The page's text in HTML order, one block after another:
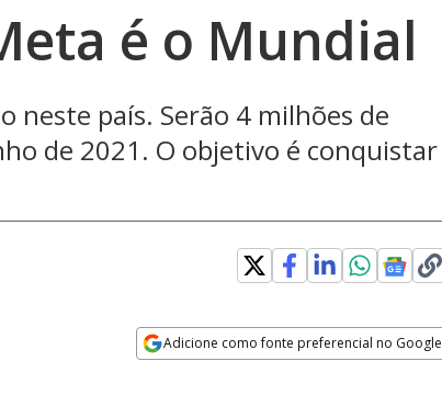
é o Mundial
neste país. Serão 4 milhões de
de 2021. O objetivo é conquistar
Adicione como fonte preferencial no Google